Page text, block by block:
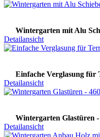
Wintergarten mit Alu
Detailansicht
Einfache Verglasung für
Detailansicht
Wintergarten Glastüren
Detailansicht